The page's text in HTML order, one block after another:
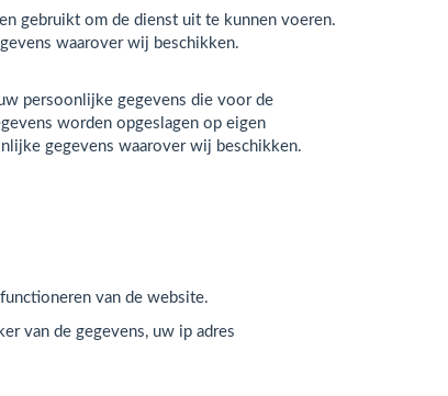
gebruikt om de dienst uit te kunnen voeren.
waarover wij beschikken.
persoonlijke gegevens die voor de
worden opgeslagen op eigen
gegevens waarover wij beschikken.
van de website.
van de gegevens, uw ip adres